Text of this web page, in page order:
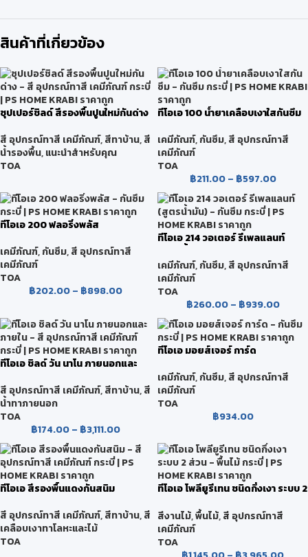
สินค้าที่เกี่ยวข้อง
ซุปเปอร์ชิลด์ สีรองพื้นปูนใหม่กันด่าง
สี อุปกรณ์ทาสี เคมีภัณฑ์,สีทาบ้าน,สี
น้ำรองพื้น,แนะนำสำหรับคุณ
TOA
ทีโอเอ 100 น้ำยาเคลือบเงาใสกันซึม
เคมีภัณฑ์,กันซึม,สี อุปกรณ์ทาสี
เคมีภัณฑ์
TOA
฿211.00 – ฿597.00
ทีโอเอ 200 ฟลอริ่งพลัส
เคมีภัณฑ์,กันซึม,สี อุปกรณ์ทาสี
เคมีภัณฑ์
TOA
฿202.00 – ฿898.00
ทีโอเอ 214 วอเตอร์ รีเพลแลนท์
เคมีภัณฑ์,กันซึม,สี อุปกรณ์ทาสี
เคมีภัณฑ์
TOA
฿260.00 – ฿939.00
ทีโอเอ ชิลด์ วัน นาโน ภายนอกและ
สี อุปกรณ์ทาสี เคมีภัณฑ์,สีทาบ้าน,สี
น้ำทาภายนอก
TOA
฿174.00 – ฿3,111.00
ทีโอเอ มอยส์เจอร์ การ์ด
เคมีภัณฑ์,กันซึม,สี อุปกรณ์ทาสี
เคมีภัณฑ์
TOA
฿934.00
ทีโอเอ สีรองพื้นแดงกันสนิม
สี อุปกรณ์ทาสี เคมีภัณฑ์,สีทาบ้าน,สี
เคลือบเงาทาโลหะและไม้
TOA
ทีโอเอ โพลียูรีเทน ชนิดกึ่งเงา ระบบ 2
สีงานไม้,พื้นไม้,สี อุปกรณ์ทาสี
เคมีภัณฑ์
TOA